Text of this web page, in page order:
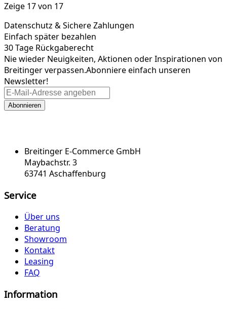
Zeige 17 von 17
Datenschutz & Sichere Zahlungen
Einfach später bezahlen
30 Tage Rückgaberecht
Nie wieder Neuigkeiten, Aktionen oder Inspirationen von
Breitinger verpassen.Abonniere einfach unseren
Newsletter!
Abonnieren
Breitinger E-Commerce GmbH
Maybachstr. 3
63741 Aschaffenburg
Service
Über uns
Beratung
Showroom
Kontakt
Leasing
FAQ
Information